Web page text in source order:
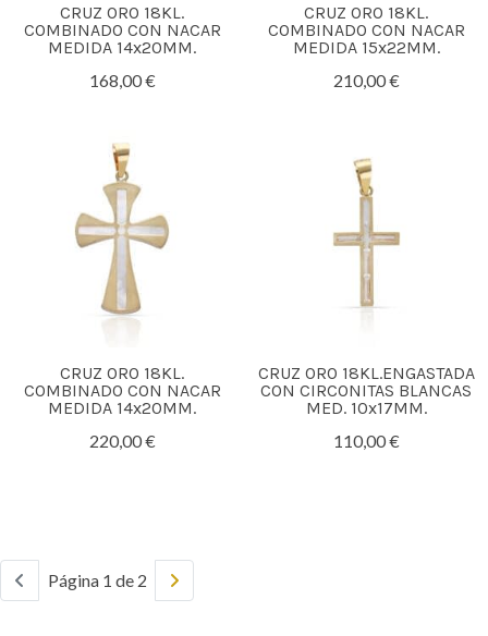
CRUZ ORO 18KL.
COMBINADO CON NACAR
MEDIDA 14x20MM.
168,00 €
CRUZ ORO 18KL.
COMBINADO CON NACAR
MEDIDA 15x22MM.
210,00 €
CRUZ ORO 18KL.
COMBINADO CON NACAR
MEDIDA 14x20MM.
220,00 €
CRUZ ORO 18KL.ENGASTADA
CON CIRCONITAS BLANCAS
MED. 10x17MM.
110,00 €
Página 1 de 2